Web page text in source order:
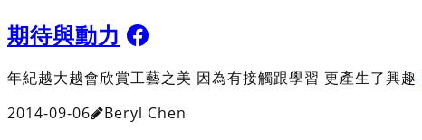
期待與動力
年紀越大越會欣賞工藝之美 因為有接觸跟學習 更產生了興趣
2014-09-06
Beryl Chen